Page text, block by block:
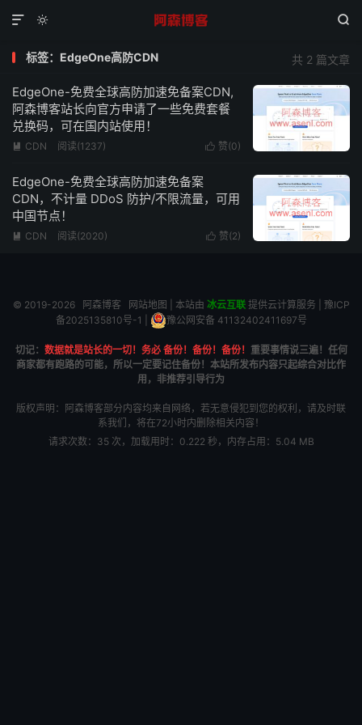
 

共 2 篇文章
标签：EdgeOne高防CDN
EdgeOne-免费全球高防加速免备案CDN,
阿森博客站长向官方申请了一些免费套餐
兑换码，可在国内站使用！
 赞(0)
 CDN 阅读(1237)
EdgeOne-免费全球高防加速免备案
CDN，不计量 DDoS 防护/不限流量，可用
中国节点！
 赞(2)
 CDN 阅读(2020)
© 2019-2026 阿森博客 网站地图 | 本站由 冰云互联提供云计算服务 | 豫ICP
备2025135810号-1
豫公网安备 41132402411697号
切记： 数据就是站长的一切！务必 备份！备份！备份！ 重要事情说三遍！任何
商家都有跑路的可能，所以一定要记住备份！本站所发布内容只起综合对比作
用，非推荐引导行为
版权声明：阿森博客部分内容均来自网络，若无意侵犯到您的权利，请及时联
系我们，将在72小时内删除相关内容！
请求次数：35 次，加载用时：0.222 秒，内存占用：5.04 MB